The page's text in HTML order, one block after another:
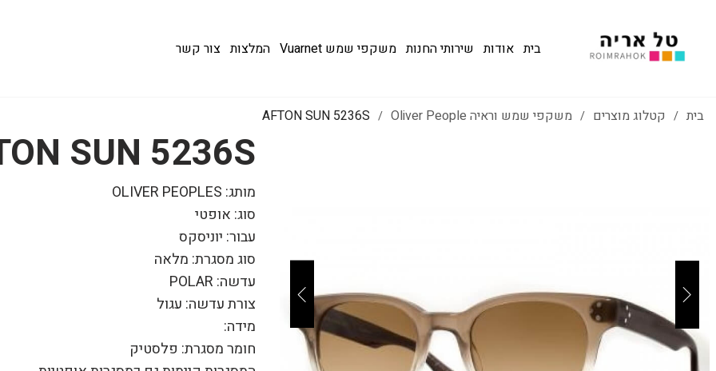
בית אודות שירותי החנות משקפי שמש Vuarnet המלצות צור קשר
בית / קטלוג מוצרים / משקפי שמש וראיה Oliver People /
AFTON SUN 5236S
SUN 5236S
מותג: OLIVER PEOPLES
סוג: אופטי
עבור: יוניסקס
סוג מסגרת: מלאה
עדשה: POLAR
צורת עדשה: עגול
מידה:
חומר מסגרת: פלסטיק